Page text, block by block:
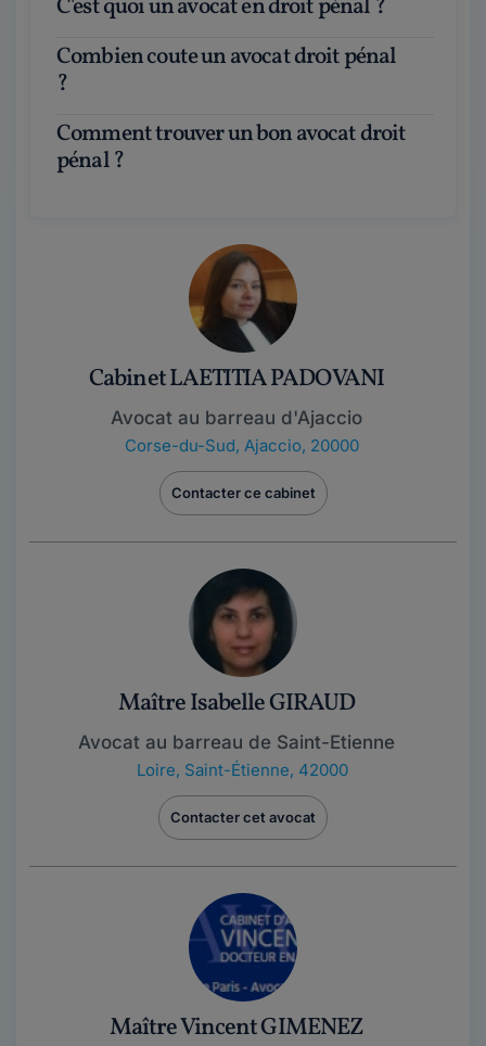
C'est quoi un avocat en droit pénal ?
Combien coute un avocat droit pénal
?
Comment trouver un bon avocat droit
pénal ?
Cabinet LAETITIA PADOVANI
Avocat au barreau d'Ajaccio
Corse-du-Sud, Ajaccio, 20000
Contacter ce cabinet
Maître Isabelle GIRAUD
Avocat au barreau de Saint-Etienne
Loire, Saint-Étienne, 42000
Contacter cet avocat
Maître Vincent GIMENEZ